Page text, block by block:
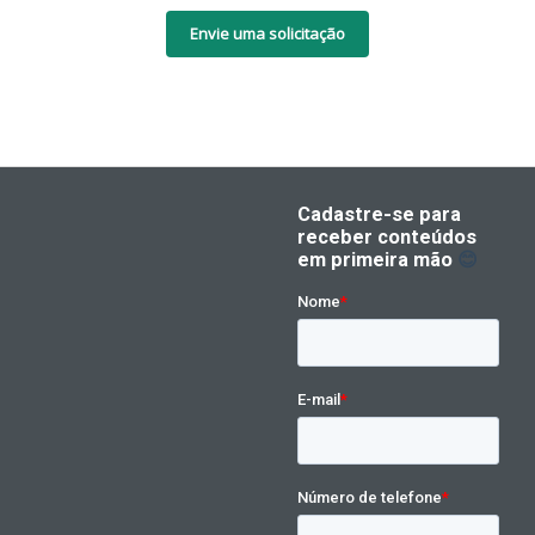
Envie uma solicitação